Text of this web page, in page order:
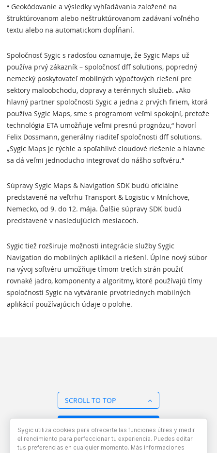
• Geokódovanie a výsledky vyhľadávania založené na
štruktúrovanom alebo neštruktúrovanom zadávaní voľného
textu alebo na automatickom dopĺňaní.
Spoločnosť Sygic s radosťou oznamuje, že Sygic Maps už
používa prvý zákazník – spoločnosť dff solutions, popredný
nemecký poskytovateľ mobilných výpočtových riešení pre
sektory maloobchodu, dopravy a terénnych služieb. „Ako
hlavný partner spoločnosti Sygic a jedna z prvých firiem, ktorá
používa Sygic Maps, sme s programom veľmi spokojní, pretože
technológia ETA umožňuje veľmi presnú prognózu,“ hovorí
Felix Dossmann, generálny riaditeľ spoločnosti dff solutions.
„Sygic Maps je rýchle a spoľahlivé cloudové riešenie a hlavne
sa dá veľmi jednoducho integrovať do nášho softvéru.“
Súpravy Sygic Maps & Navigation SDK budú oficiálne
predstavené na veľtrhu Transport & Logistic v Mníchove,
Nemecko, od 9. do 12. mája. Ďalšie súpravy SDK budú
predstavené v nasledujúcich mesiacoch.
Sygic tiež rozširuje možnosti integrácie služby Sygic
Navigation do mobilných aplikácií a riešení. Úplne nový súbor
na vývoj softvéru umožňuje tímom tretích strán použiť
rovnaké jadro, komponenty a algoritmy, ktoré používajú tímy
spoločnosti Sygic na vytváranie prvotriednych mobilných
aplikácií používajúcich údaje o polohe.
SCROLL TO TOP
Sygic utiliza cookies para ofrecerte las funciones útiles y medir
el rendimiento para perfeccionar tu experiencia. Puedes editar
tus preferencias en cualquier momento. Más informaciones